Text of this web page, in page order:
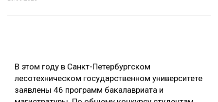
ЛЕСОЗАГОТОВКА
БИОЭНЕРГЕТИКА
ЛЕСОВОССТАНОВЛЕНИЕ И ЗАЩИТА
ТЕМАТИЧЕСКИЕ ПРОЕКТЫ
В этом году в Санкт-Петербургском
лесотехническом государственном университете
заявлены 46 программ бакалавриата и